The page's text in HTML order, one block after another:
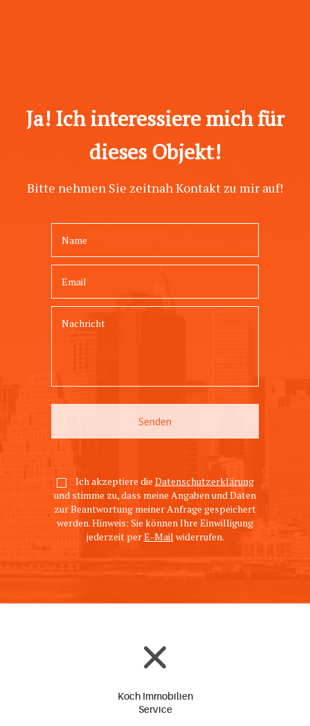
Ja! Ich interessiere mich für
dieses Objekt!
Bitte nehmen Sie zeitnah Kontakt zu mir auf!
Ich akzeptiere die Datenschutzerklärung
und stimme zu, dass meine Angaben und Daten
zur Beantwortung meiner Anfrage gespeichert
werden. Hinweis: Sie können Ihre Einwilligung
jederzeit perE-Mail widerrufen.
Koch Immobilien
Service